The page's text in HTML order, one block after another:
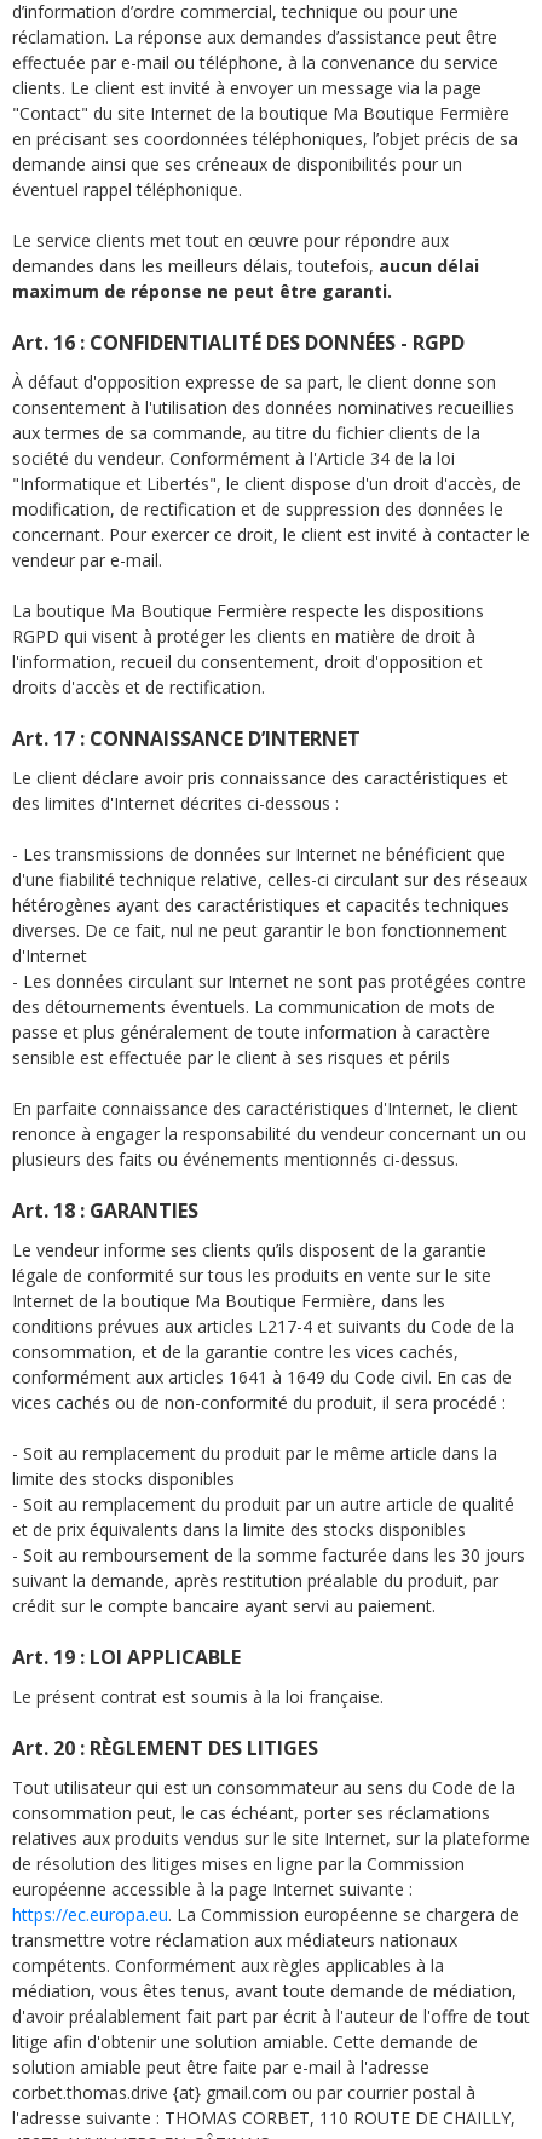
d’information d’ordre commercial, technique ou pour une
réclamation. La réponse aux demandes d’assistance peut être
effectuée par e-mail ou téléphone, à la convenance du service
clients. Le client est invité à envoyer un message via la page
"Contact" du site Internet de la boutique Ma Boutique Fermière
en précisant ses coordonnées téléphoniques, l’objet précis de sa
demande ainsi que ses créneaux de disponibilités pour un
éventuel rappel téléphonique.
Le service clients met tout en œuvre pour répondre aux
demandes dans les meilleurs délais, toutefois, aucun délai
maximum de réponse ne peut être garanti.
Art. 16 : CONFIDENTIALITÉ DES DONNÉES - RGPD
À défaut d'opposition expresse de sa part, le client donne son
consentement à l'utilisation des données nominatives recueillies
aux termes de sa commande, au titre du fichier clients de la
société du vendeur. Conformément à l'Article 34 de la loi
"Informatique et Libertés", le client dispose d'un droit d'accès, de
modification, de rectification et de suppression des données le
concernant. Pour exercer ce droit, le client est invité à contacter le
vendeur par e-mail.
La boutique Ma Boutique Fermière respecte les dispositions
RGPD qui visent à protéger les clients en matière de droit à
l'information, recueil du consentement, droit d'opposition et
droits d'accès et de rectification.
Art. 17 : CONNAISSANCE D’INTERNET
Le client déclare avoir pris connaissance des caractéristiques et
des limites d'Internet décrites ci-dessous :
- Les transmissions de données sur Internet ne bénéficient que
d'une fiabilité technique relative, celles-ci circulant sur des réseaux
hétérogènes ayant des caractéristiques et capacités techniques
diverses. De ce fait, nul ne peut garantir le bon fonctionnement
d'Internet
- Les données circulant sur Internet ne sont pas protégées contre
des détournements éventuels. La communication de mots de
passe et plus généralement de toute information à caractère
sensible est effectuée par le client à ses risques et périls
En parfaite connaissance des caractéristiques d'Internet, le client
renonce à engager la responsabilité du vendeur concernant un ou
plusieurs des faits ou événements mentionnés ci-dessus.
Art. 18 : GARANTIES
Le vendeur informe ses clients qu’ils disposent de la garantie
légale de conformité sur tous les produits en vente sur le site
Internet de la boutique Ma Boutique Fermière, dans les
conditions prévues aux articles L217-4 et suivants du Code de la
consommation, et de la garantie contre les vices cachés,
conformément aux articles 1641 à 1649 du Code civil. En cas de
vices cachés ou de non-conformité du produit, il sera procédé :
- Soit au remplacement du produit par le même article dans la
limite des stocks disponibles
- Soit au remplacement du produit par un autre article de qualité
et de prix équivalents dans la limite des stocks disponibles
- Soit au remboursement de la somme facturée dans les 30 jours
suivant la demande, après restitution préalable du produit, par
crédit sur le compte bancaire ayant servi au paiement.
Art. 19 : LOI APPLICABLE
Le présent contrat est soumis à la loi française.
Art. 20 : RÈGLEMENT DES LITIGES
Tout utilisateur qui est un consommateur au sens du Code de la
consommation peut, le cas échéant, porter ses réclamations
relatives aux produits vendus sur le site Internet, sur la plateforme
de résolution des litiges mises en ligne par la Commission
européenne accessible à la page Internet suivante :
https://ec.europa.eu. La Commission européenne se chargera de
transmettre votre réclamation aux médiateurs nationaux
compétents. Conformément aux règles applicables à la
médiation, vous êtes tenus, avant toute demande de médiation,
d'avoir préalablement fait part par écrit à l'auteur de l'offre de tout
litige afin d'obtenir une solution amiable. Cette demande de
solution amiable peut être faite par e-mail à l'adresse
corbet.thomas.drive {at} gmail.com ou par courrier postal à
l'adresse suivante : THOMAS CORBET, 110 ROUTE DE CHAILLY,